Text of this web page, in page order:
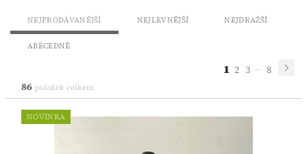
NEJPRODÁVANĚJŠÍ NEJLEVNĚJŠÍ NEJDRAŽŠÍ
ABECEDNĚ
1 2 3 ... 8
86 položek celkem
NOVINKA